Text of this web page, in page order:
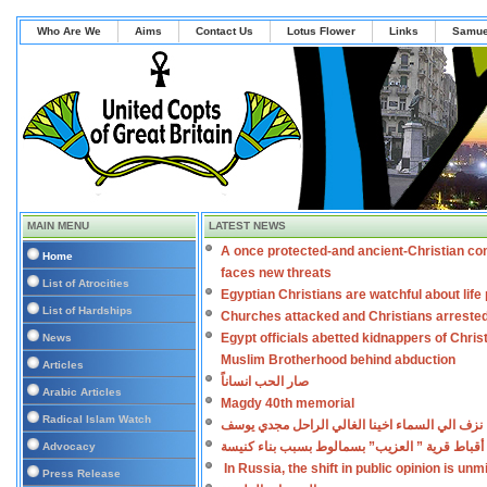
Who Are We Aims Contact Us Lotus Flower Links
MAIN MENU
Home
List of Atrocities
List of Hardships
News
Articles
Arabic Articles
Radical Islam Watch
Advocacy
Press Release
LATEST NEWS
A once protected-and ancient-Christian
faces new threats
Egyptian Christians are watchful about life
Churches attacked and Christians
Egypt officials abetted kidnappers of
Muslim Brotherhood behind abduction
صار الحب انساناً
Magdy 40th memorial
نزف الي السماء اخينا الغالي الراحل مجدي يوسف
أقباط قرية ” العزيب” بسمالوط بسبب بناء كنيسة
In Russia, the shift in public opinion is